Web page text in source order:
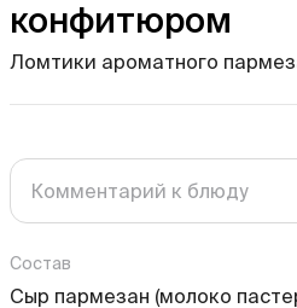
конфитюром
Ломтики ароматного
Состав
Сыр пармезан (молоко